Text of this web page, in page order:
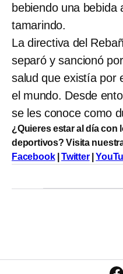
bebiendo una bebida
tamarindo.
La directiva del
separó y sancionó
salud que existía por
el mundo. Desde
se les conoce como
¿Quieres estar al día
deportivos? Visita
Facebook|Twitter|